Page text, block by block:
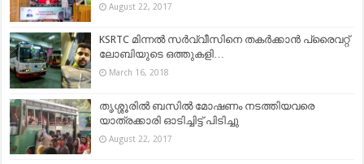
August 22, 2017
KSRTC മിന്നൽ സർവ്വീസിനെ തകർക്കാൻ പ്രൈവറ്റ്
ലോബിയുടെ ഒത്തുകളി…
March 16, 2018
തൃശ്ശൂരില്‍ ബസില്‍ മോഷണം നടത്തിയവരെ
യാത്രക്കാരി ഓടിച്ചിട്ട് പിടിച്ചു
August 22, 2017